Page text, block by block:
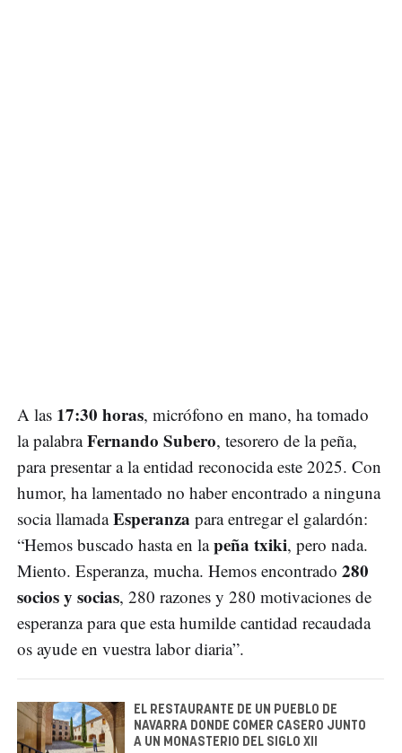
A las 17:30 horas, micrófono en mano, ha tomado
la palabraFernando Subero, tesorero de la peña,
para presentar a la entidad reconocida este 2025. Con
humor, ha lamentado no haber encontrado a ninguna
socia llamadaEsperanza para entregar el galardón:
“Hemos buscado hasta en lapeña txiki, pero nada.
Miento. Esperanza, mucha. Hemos encontrado 280
socios y socias, 280 razones y 280 motivaciones de
esperanza para que esta humilde cantidad recaudada
os ayude en vuestra labor diaria”.
EL RESTAURANTE DE UN PUEBLO DE
NAVARRA DONDE COMER CASERO JUNTO
A UN MONASTERIO DEL SIGLO XII